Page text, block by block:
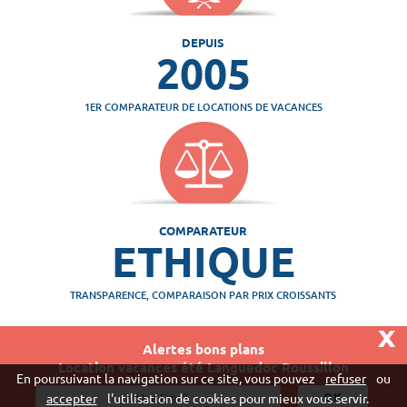
Alertes bons plans
Location vacances été Languedoc Roussillon
x
DEPUIS
2005
1ER COMPARATEUR DE LOCATIONS DE VACANCES
COMPARATEUR
ETHIQUE
TRANSPARENCE, COMPARAISON PAR PRIX CROISSANTS
Vivaweb SARL - RCS Créteil n°790 591 572
En poursuivant la navigation sur ce site, vous pouvez refuser
ou
accepter
l'utilisation de cookies pour mieux vous servir.